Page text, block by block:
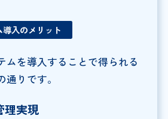
入のメリット
を導入することで得られる
りです。
理実現